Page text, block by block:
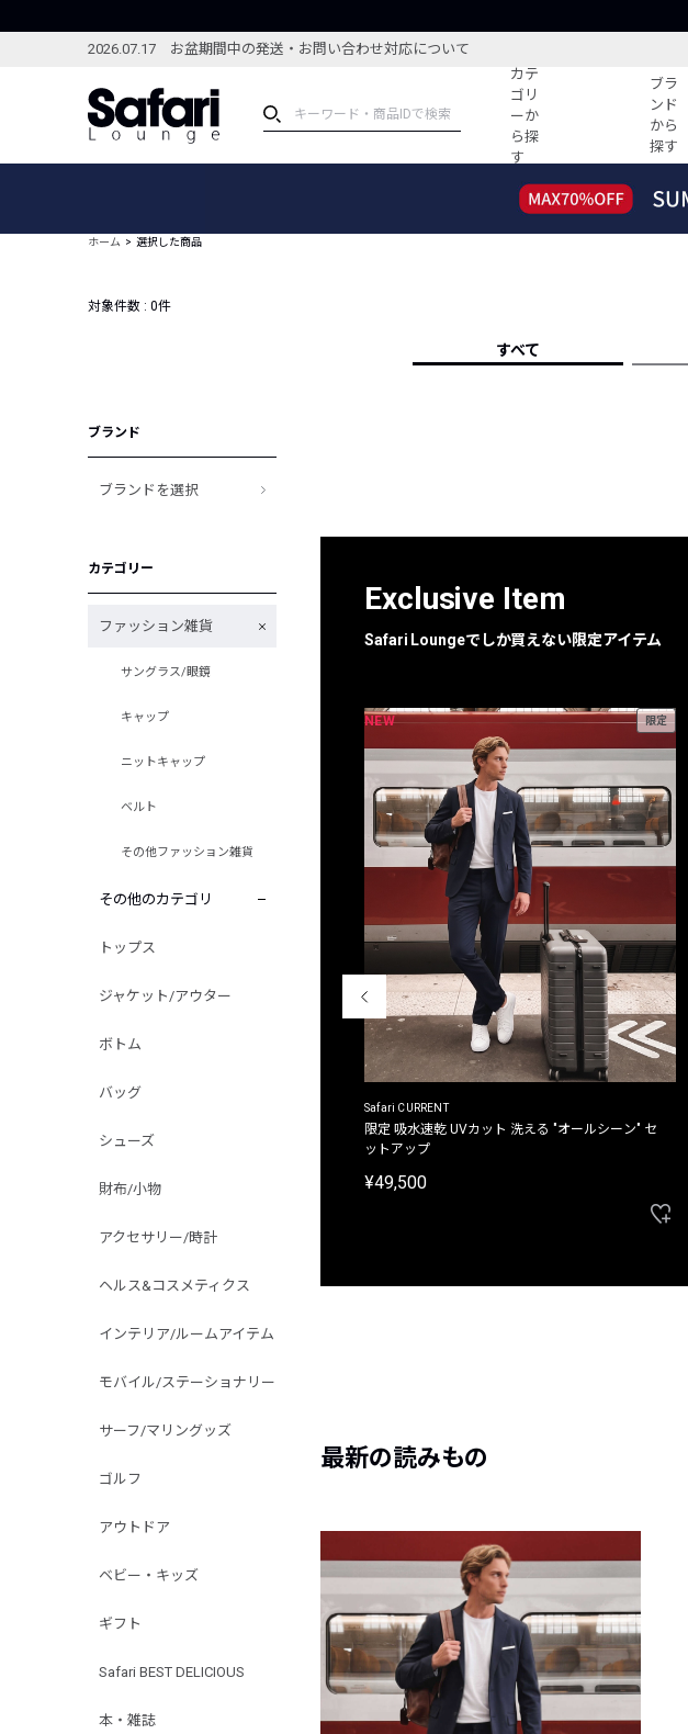
2026.07.17 お盆期間中の発送・お問い合わせ対応について
カテ
ゴリ
ーか
ら探
す
ブラ
ンド
から
探す
ブランドから探す
新着アイテム
セール
編集部のおすすめコーディネート
すべての記
新ブラン
人気アイ
ホーム 選択した商品
対象件数 : 0件
すべて
ブランド
ブランドを選択
カテゴリー
ファッション雑貨
サングラス/眼鏡
キャップ
ニットキャップ
ベルト
その他ファッション雑貨
その他のカテゴリ
トップス
ジャケット/アウター
ボトム
バッグ
シューズ
財布/小物
アクセサリー/時計
ヘルス&コスメティクス
インテリア/ルームアイテム
モバイル/ステーショナリー
サーフ/マリングッズ
ゴルフ
アウトドア
ベビー・キッズ
ギフト
Safari BEST DELICIOUS
本・雑誌
Exclusive Item
Safari Loungeでしか買えない限定アイテム
NEW 限定
Safari CURRENT
限定 吸水速乾 UVカット 洗える "オールシーン" セ
ットアップ
¥49,500
最新の読みもの